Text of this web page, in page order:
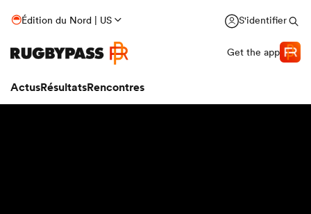
Édition du Nord | US S'identifier
Get the app
ActusRésultatsRencontres